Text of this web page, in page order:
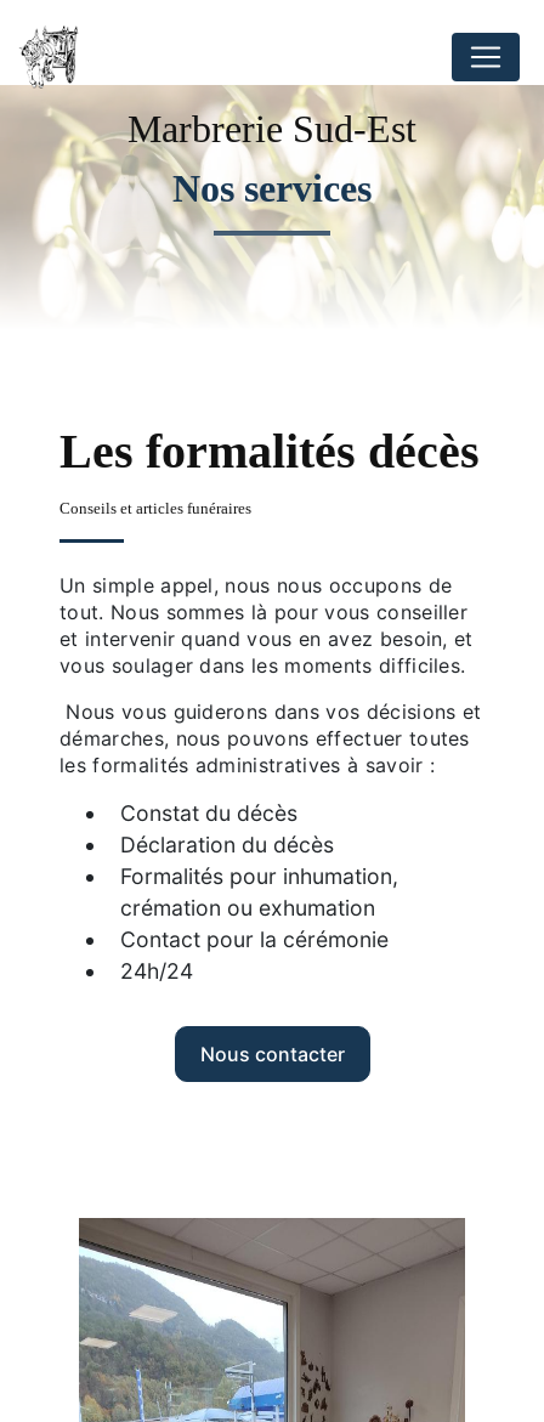
Marbrerie Sud-Est
Nos services
Les formalités décès
Conseils et articles funéraires
Un simple appel, nous nous occupons de
tout. Nous sommes là pour vous conseiller
et intervenir quand vous en avez besoin, et
vous soulager dans les moments difficiles.
Nous vous guiderons dans vos décisions et
démarches, nous pouvons effectuer toutes
les formalités administratives à savoir :
Constat du décès
Déclaration du décès
Formalités pour inhumation,
crémation ou exhumation
Contact pour la cérémonie
24h/24
Nous contacter